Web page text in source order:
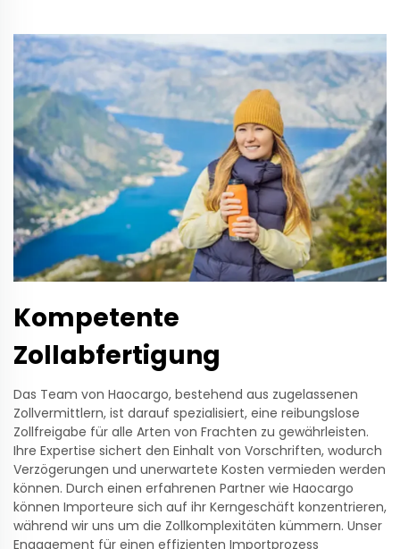
Kompetente
Zollabfertigung
Das Team von Haocargo, bestehend aus zugelassenen
Zollvermittlern, ist darauf spezialisiert, eine reibungslose
Zollfreigabe für alle Arten von Frachten zu gewährleisten.
Ihre Expertise sichert den Einhalt von Vorschriften, wodurch
Verzögerungen und unerwartete Kosten vermieden werden
können. Durch einen erfahrenen Partner wie Haocargo
können Importeure sich auf ihr Kerngeschäft konzentrieren,
während wir uns um die Zollkomplexitäten kümmern. Unser
Engagement für einen effizienten Importprozess